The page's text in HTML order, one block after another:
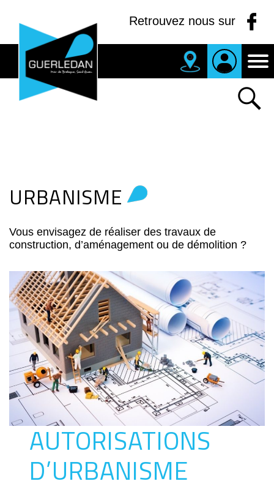
Retrouvez nous sur
URBANISME
Vous envisagez de réaliser des travaux de
construction, d’aménagement ou de démolition ?
AUTORISATIONS
D’URBANISME